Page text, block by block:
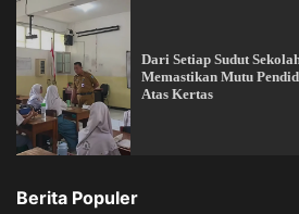
Dari Setiap Sudut
Memastikan Mutu
Atas Kertas
Berita Populer